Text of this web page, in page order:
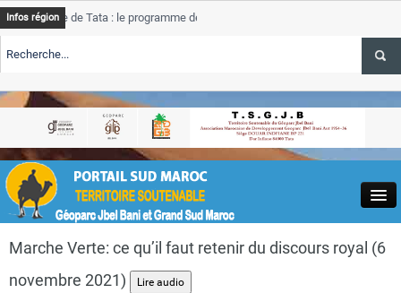
Close
Infos région
de Tata : le programme de rehabilitation post-inondations
ALERTE TSGJB Tourisme : l’ONMT renforce l’aerien a Dakhla et
ALERTE TSGJB Tourisme au Maroc : Transavia renforce les vols Paris-
Marche Verte: ce qu’il faut retenir du discours royal (6
novembre 2021)